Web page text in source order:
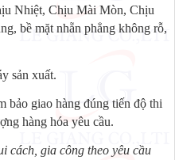
Nhiệt, Chịu Mài Mòn, Chịu
bề mặt nhẵn phẳng không rỗ,
sản xuất.
bảo giao hàng đúng tiến độ thi
hàng hóa yêu cầu.
cách, gia công theo yêu cầu